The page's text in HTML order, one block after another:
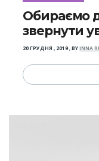
Обираємо
звернути
20 ГРУДНЯ , 2019,BYINNA